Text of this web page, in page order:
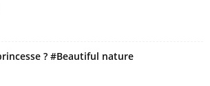
? #Beautiful nature